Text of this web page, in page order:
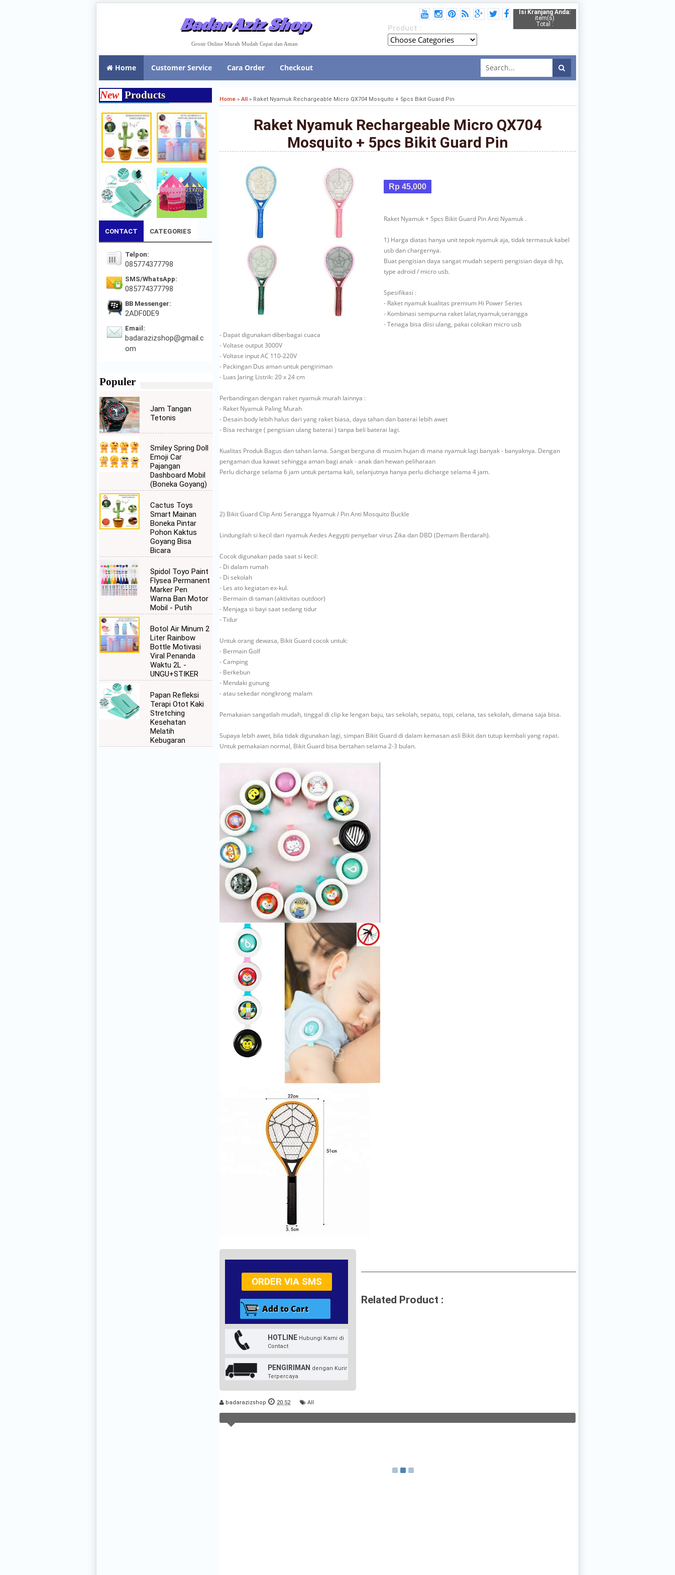
Badar Aziz Shop
Grosir Online Murah Mudah Cepat dan Aman
Isi Kranjang Anda:
item(s)
Total :
Product :
Home Customer Service Cara Order Checkout
Home » All » Raket Nyamuk Rechargeable Micro QX704 Mosquito + 5pcs Bikit Guard Pin
Raket Nyamuk Rechargeable Micro QX704
Mosquito + 5pcs Bikit Guard Pin
Rp 45,000
Raket Nyamuk + 5pcs Bikit Guard Pin Anti Nyamuk .
1) Harga diatas hanya unit tepok nyamuk aja, tidak termasuk kabel
usb dan chargernya.
Buat pengisian daya sangat mudah seperti pengisian daya di hp,
type adroid / micro usb.
Spesifikasi :
- Raket nyamuk kualitas premium Hi Power Series
- Kombinasi sempurna raket lalat,nyamuk,serangga
- Tenaga bisa diisi ulang, pakai colokan micro usb
- Dapat digunakan diberbagai cuaca
- Voltase output 3000V
- Voltase input AC 110-220V
- Packingan Dus aman untuk pengiriman
- Luas Jaring Listrik: 20 x 24 cm
Perbandingan dengan raket nyamuk murah lainnya :
- Raket Nyamuk Paling Murah
- Desain body lebih halus dari yang raket biasa, daya tahan dan baterai lebih awet
- Bisa recharge ( pengisian ulang baterai ) tanpa beli baterai lagi.
Kualitas Produk Bagus dan tahan lama. Sangat berguna di musim hujan di mana nyamuk lagi banyak - banyaknya. Dengan
pengaman dua kawat sehingga aman bagi anak - anak dan hewan peliharaan
Perlu dicharge selama 6 jam untuk pertama kali, selanjutnya hanya perlu dicharge selama 4 jam.
2) Bikit Guard Clip Anti Serangga Nyamuk / Pin Anti Mosquito Buckle
Lindungilah si kecil dari nyamuk Aedes Aegypti penyebar virus Zika dan DBD (Demam Berdarah).
Cocok digunakan pada saat si kecil:
- Di dalam rumah
- Di sekolah
- Les ato kegiatan ex-kul.
- Bermain di taman (aktivitas outdoor)
- Menjaga si bayi saat sedang tidur
- Tidur
Untuk orang dewasa, Bikit Guard cocok untuk:
- Bermain Golf
- Camping
- Berkebun
- Mendaki gunung
- atau sekedar nongkrong malam
Pemakaian sangatlah mudah, tinggal di clip ke lengan baju, tas sekolah, sepatu, topi, celana, tas sekolah, dimana saja bisa.
Supaya lebih awet, bila tidak digunakan lagi, simpan Bikit Guard di dalam kemasan asli Bikit dan tutup kembali yang rapat.
Untuk pemakaian normal, Bikit Guard bisa bertahan selama 2-3 bulan.
ORDER VIA SMS
HOTLINE Hubungi Kami di
Contact
PENGIRIMAN dengan Kurir
Terpercaya
Related Product :
badarazizshop 20.52 All
New Products
CONTACT CATEGORIES
Telpon:
085774377798
SMS/WhatsApp:
085774377798
BB Messenger:
2ADF0DE9
Email:
badarazizshop@gmail.c
om
Populer
Jam Tangan
Tetonis
Smiley Spring Doll
Emoji Car
Pajangan
Dashboard Mobil
(Boneka Goyang)
Cactus Toys
Smart Mainan
Boneka Pintar
Pohon Kaktus
Goyang Bisa
Bicara
Spidol Toyo Paint
Flysea Permanent
Marker Pen
Warna Ban Motor
Mobil - Putih
Botol Air Minum 2
Liter Rainbow
Bottle Motivasi
Viral Penanda
Waktu 2L -
UNGU+STIKER
Papan Refleksi
Terapi Otot Kaki
Stretching
Kesehatan
Melatih
Kebugaran